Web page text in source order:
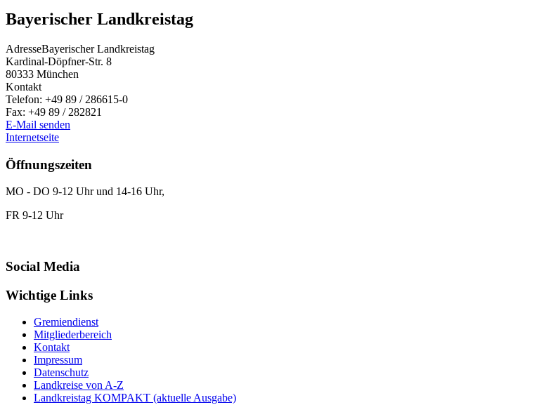
Bayerischer Landkreistag
AdresseBayerischer Landkreistag
Kardinal-Döpfner-Str. 8
80333 München
Kontakt
Telefon: +49 89 / 286615-0
Fax: +49 89 / 282821
E-Mail senden
Internetseite
Öffnungszeiten
MO - DO 9-12 Uhr und 14-16 Uhr,
FR 9-12 Uhr
Social Media
Wichtige Links
Gremiendienst
Mitgliederbereich
Kontakt
Impressum
Datenschutz
Landkreise von A-Z
Landkreistag KOMPAKT (aktuelle Ausgabe)